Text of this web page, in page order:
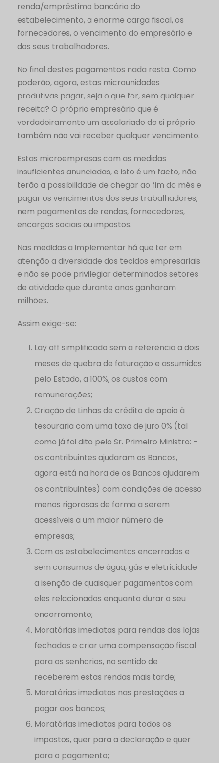
renda/empréstimo bancário do
estabelecimento, a enorme carga fiscal, os
fornecedores, o vencimento do empresário e
dos seus trabalhadores.
No final destes pagamentos nada resta. Como
poderão, agora, estas microunidades
produtivas pagar, seja o que for, sem qualquer
receita? O próprio empresário que é
verdadeiramente um assalariado de si próprio
também não vai receber qualquer vencimento.
Estas microempresas com as medidas
insuficientes anunciadas, e isto é um facto, não
terão a possibilidade de chegar ao fim do mês e
pagar os vencimentos dos seus trabalhadores,
nem pagamentos de rendas, fornecedores,
encargos sociais ou impostos.
Nas medidas a implementar há que ter em
atenção a diversidade dos tecidos empresariais
e não se pode privilegiar determinados setores
de atividade que durante anos ganharam
milhões.
Assim exige-se:
Lay off simplificado sem a referência a dois
meses de quebra de faturação e assumidos
pelo Estado, a 100%, os custos com
remunerações;
Criação de Linhas de crédito de apoio à
tesouraria com uma taxa de juro 0% (tal
como já foi dito pelo Sr. Primeiro Ministro: –
os contribuintes ajudaram os Bancos,
agora está na hora de os Bancos ajudarem
os contribuintes) com condições de acesso
menos rigorosas de forma a serem
acessíveis a um maior número de
empresas;
Com os estabelecimentos encerrados e
sem consumos de água, gás e eletricidade
a isenção de quaisquer pagamentos com
eles relacionados enquanto durar o seu
encerramento;
Moratórias imediatas para rendas das lojas
fechadas e criar uma compensação fiscal
para os senhorios, no sentido de
receberem estas rendas mais tarde;
Moratórias imediatas nas prestações a
pagar aos bancos;
Moratórias imediatas para todos os
impostos, quer para a declaração e quer
para o pagamento;